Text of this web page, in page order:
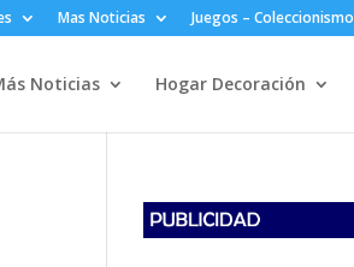
Mas Noticias Juegos – Coleccionismo
Noticias Hogar Decoración